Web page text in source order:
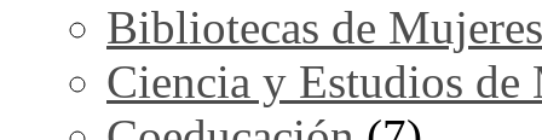
Bibliotecas de Mujeres
Ciencia y Estudios de